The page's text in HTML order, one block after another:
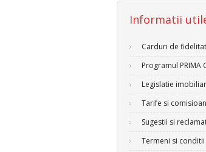
Informatii
Carduri de
Programul PRIMA
Legislatie
Tarife si
Sugestii si
Termeni si conditii